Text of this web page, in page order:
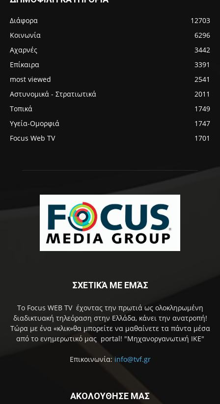
Διάφορα
12703
Κοινωνία
6296
Αχαρνές
3442
Επίκαιρα
3391
most viewed
2541
Αστυνομικά - Στρατιωτικά
2011
Τοπικά
1749
Υγεία-Ομορφιά
1747
Focus Web TV
1701
ΣΧΕΤΙΚΆ ΜΕ ΕΜΆΣ
Το Focus WEB TV έχοντας την πρωτιά ως ολοκληρωμένη
διαδικτυακή τηλεόραση στην Ελλάδα, κάνει την ανατροπή!
Τώρα με ένα «κλικ»θα μπορείτε να μαθαίνετε τα πάντα μέσα
από το ενημερωτικό μας portal! "Μηχανοργανωτική ΙΚΕ"
Επικοινωνία: info@tvf.gr
ΑΚΟΛΟΥΘΗΣΕ ΜΑΣ